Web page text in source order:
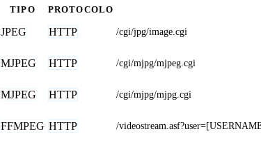
TIPO PROTOCOLO
JPEG HTTP /cgi/jpg/image.cgi
MJPEG HTTP /cgi/mjpg/mjpeg.cgi
MJPEG HTTP /cgi/mjpg/mjpg.cgi
FFMPEG HTTP /